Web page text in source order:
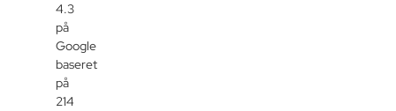
4.3
på
Google
baseret
på
214